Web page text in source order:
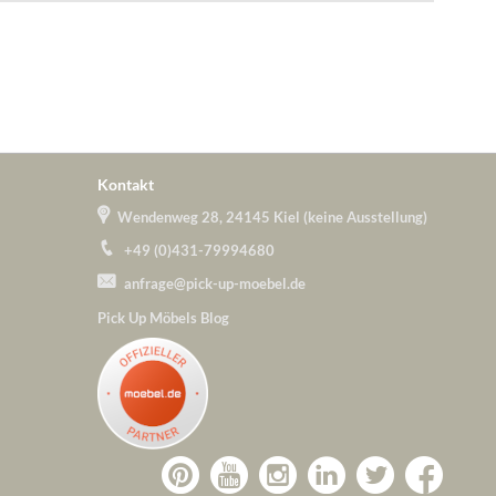
Kontakt
Wendenweg 28, 24145 Kiel (keine Ausstellung)
+49 (0)431-79994680
anfrage@pick-up-moebel.de
Pick Up Möbels Blog
Zu Zu Zu Zu Pick-